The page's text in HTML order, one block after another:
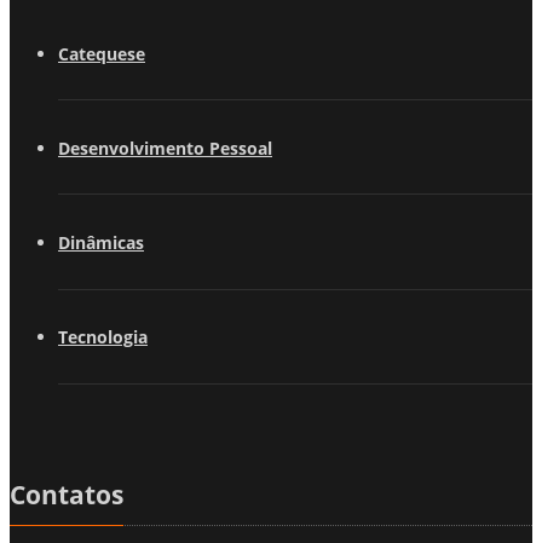
Catequese
Desenvolvimento Pessoal
Dinâmicas
Tecnologia
Contatos